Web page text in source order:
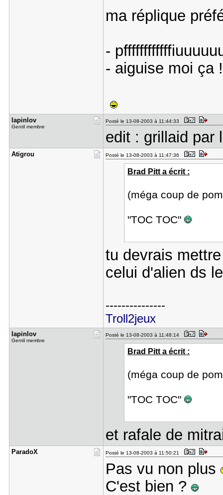
ma réplique
-
- aiguise moi ça !
lapinlov
Gentil membre
Posté le 13-08-2003 à 11:44:33
edit : grillaid par
Atigrou Posté le 13-08-2003 à 11:47:36
Brad Pitt a écrit :
(méga coup de
"TOC TOC"
tu devrais
celui d'alien ds
---------------
Troll2jeux
lapinlov
Gentil membre
Posté le 13-08-2003 à 11:48:14
Brad Pitt a écrit :
(méga coup de
"TOC TOC"
et rafale de
ParadoX Posté le 13-08-2003 à 11:50:21
Pas vu non plus
C'est bien ?